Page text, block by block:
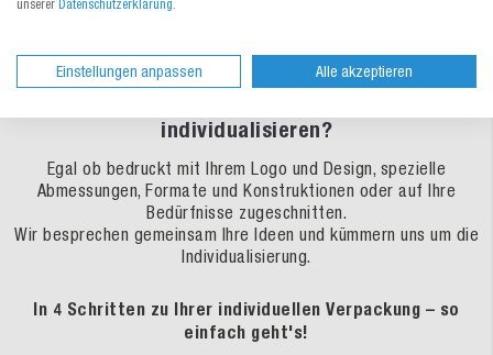
Sie möchten dieses oder ein anderes Produkt
individualisieren?
Egal ob bedruckt mit Ihrem Logo und Design, spezielle
Abmessungen, Formate und Konstruktionen oder auf Ihre
Bedürfnisse zugeschnitten.
Wir besprechen gemeinsam Ihre Ideen und kümmern uns um die
Individualisierung.
In 4 Schritten zu Ihrer individuellen Verpackung – so
einfach geht's!
unserer Datenschutzerklärung
Einstellungen anpassen Alle akzeptieren